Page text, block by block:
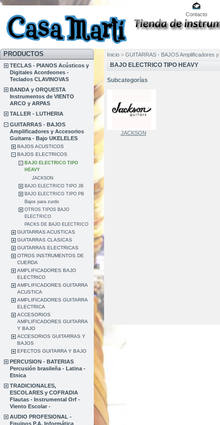
Contacto
PRODUCTOS
TECLAS - PIANOS Acústicos y
Digitales Acordeones -
Teclados CLAVINOVAS
BANDA y ORQUESTA
Instrumentos de VIENTO
ARCO y ARPAS
TALLER - LUTHERIA
GUITARRAS - BAJOS
Amplificadores y Accesorios
Guitarra - Bajo UKELELES
BAJOS ACUSTICOS
BAJOS ELECTRICOS
BAJO ELECTRICO TIPO
HEAVY
JACKSON
BAJO ELECTRICO TIPO JB
BAJO ELECTRICO TIPO PB
Bajos para zurdo
OTROS TIPOS BAJO
ELECTRICO
PACKS DE BAJO ELECTRICO
GUITARRAS ACUSTICAS
GUITARRAS CLASICAS
GUITARRAS ELECTRICAS
OTROS INSTRUMENTOS DE
CUERDA
AMPLIFICADORES BAJO
ELECTRICO
AMPLIFICADORES GUITARRA
ACUSTICA
AMPLIFICADORES GUITARRA
ELECTRICA
ACCESORIOS
AMPLIFICADORES GUITARRA
Y BAJO
ACCESORIOS GUITARRAS Y
BAJOS
EFECTOS GUITARRA Y BAJO
PERCUSION - BATERIAS
Percusión brasileña - Latina -
Etnica
TRADICIONALES,
ESCOLARES y COFRADIA
Flautas - Instrumental Orf -
Viento Escolar -
AUDIO PROFESIONAL -
Equipos P.A. Informática
Inicio > GUITARRAS - BAJOS Amplificadores
BAJO ELECTRICO TIPO HEAVY
Subcategorías
JACKSON